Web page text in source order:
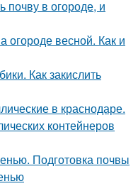
почву в огороде, и
огороде весной. Как и
Как закислить
в краснодаре.
контейнеров
Подготовка почвы